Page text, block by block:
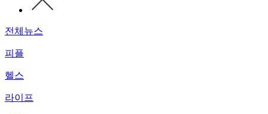
전체뉴스
피플
헬스
라이프